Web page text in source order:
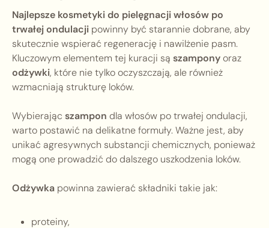
Najlepsze kosmetyki do pielęgnacji włosów po
trwałej ondulacji powinny być starannie dobrane, aby
skutecznie wspierać regenerację i nawilżenie pasm.
Kluczowym elementem tej kuracji są szamponyoraz
odżywki, które nie tylko oczyszczają, ale również
wzmacniają strukturę loków.
Wybierając szampon dla włosów po trwałej ondulacji,
warto postawić na delikatne formuły. Ważne jest, aby
unikać agresywnych substancji chemicznych, ponieważ
mogą one prowadzić do dalszego uszkodzenia loków.
Odżywka powinna zawierać składniki takie jak:
proteiny,